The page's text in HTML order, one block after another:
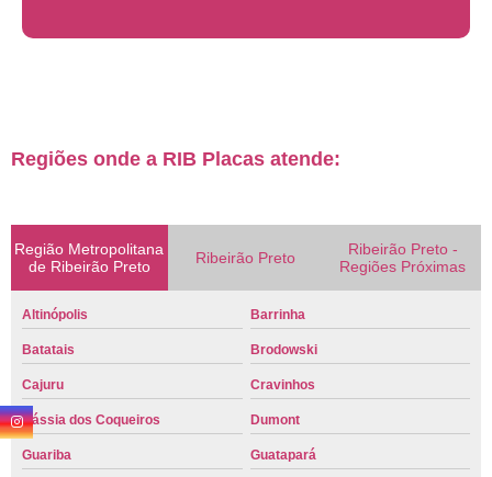
Regiões onde a RIB Placas atende:
Região Metropolitana
de Ribeirão Preto
Ribeirão Preto
Ribeirão Preto -
Regiões Próximas
Altinópolis Barrinha
Batatais Brodowski
Cajuru Cravinhos
Cássia dos Coqueiros Dumont
Guariba Guatapará